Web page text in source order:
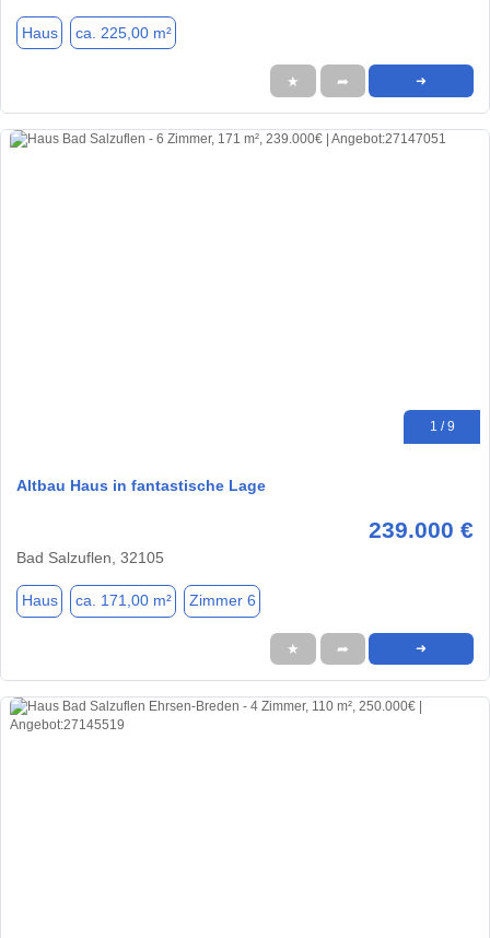
Haus ca. 225,00 m²
★ ➦ ➜
1 / 9
Altbau Haus in fantastische Lage
239.000 €
Bad Salzuflen, 32105
Haus ca. 171,00 m² Zimmer 6
★ ➦ ➜